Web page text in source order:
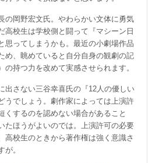
の岡野宏文氏。やわらかい文体に勇気
高校生は学校側と闘って『マシーン日
思ってしまうかも。最近の小劇場作品
め、眺めていると自分自身の観劇の記
の持つ力を改めて実感させられます。
出さない三谷幸喜氏の『12人の優しい
うでしょう。劇作家によっては上演許
くするのを認めない場合があること
たほうがよいのでは。上演許可の必要
高校生のときから著作権は強く意識さ
が。